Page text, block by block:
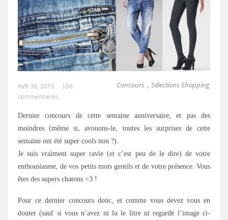
Concours Sélections Shopping
AVR 30, 2015
106
commentaires
Dernier concours de cette semaine anniversaire, et pas des
moindres (même si, avouons-le, toutes les surprises de cette
semaine ont été super cools non ?).
Je suis vraiment super ravie (et c’est peu de le dire) de votre
enthousiasme, de vos petits mots gentils et de votre présence. Vous
êtes des supers chatons <3 !
Pour ce dernier concours donc, et comme vous devez vous en
douter (sauf si vous n’avez ni lu le litre ni regardé l’image ci-